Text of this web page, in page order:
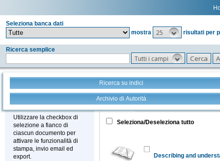
Seleziona banca dati
mostra
25 risultati per
Ricerca semplice
Tutti i campi
Ricerca su indici
Archivio di Autorità
Stampa - Email - Export
Utilizzare la checkbox di
selezione a fianco di
ciascun documento per
attivare le funzionalità di
stampa, invio email ed
export.
Tutto +
Seleziona/Deseleziona tutto
Describing and